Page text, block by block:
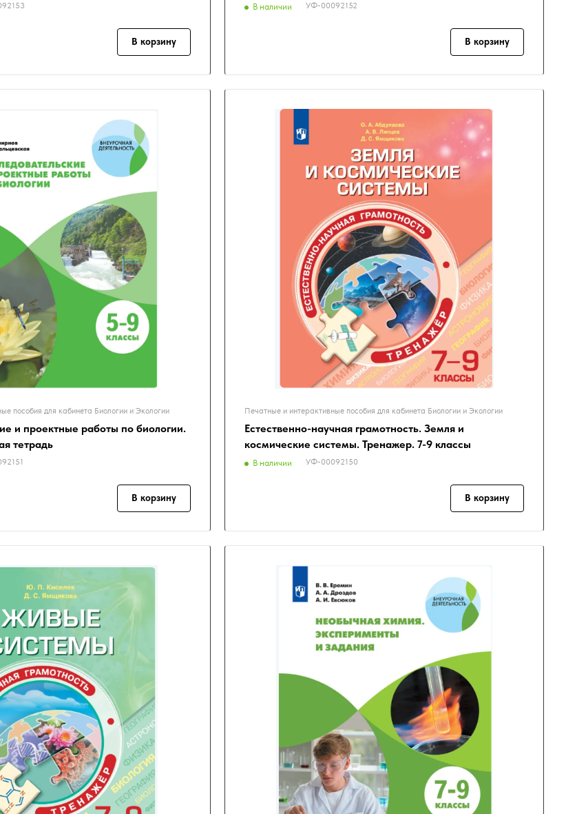
В корзину
В наличии УФ-00092152
В корзину
пособия для кабинета Биологии и Экологии
и проектные работы по биологии.
тетрадь
В корзину
Печатные и интерактивные пособия для кабинета Биологии и Экологии
Естественно-научная грамотность. Земля и
космические системы. Тренажер. 7-9 классы
В наличии УФ-00092150
В корзину